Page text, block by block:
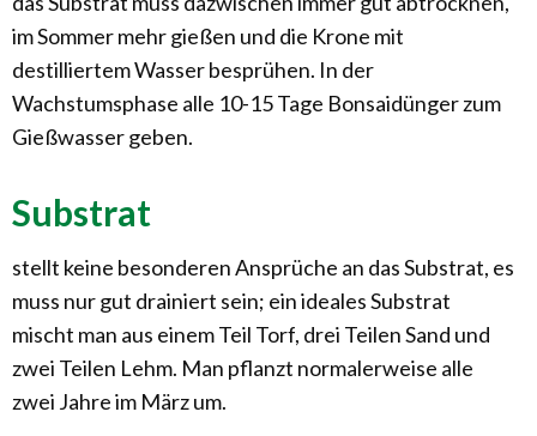
im Sommer mehr gießen und die Krone mit
destilliertem Wasser besprühen. In der
Wachstumsphase alle 10-15 Tage Bonsaidünger zum
Gießwasser geben.
Substrat
stellt keine besonderen Ansprüche an das Substrat, es
muss nur gut drainiert sein; ein ideales Substrat
mischt man aus einem Teil Torf, drei Teilen Sand und
zwei Teilen Lehm. Man pflanzt normalerweise alle
zwei Jahre im März um.